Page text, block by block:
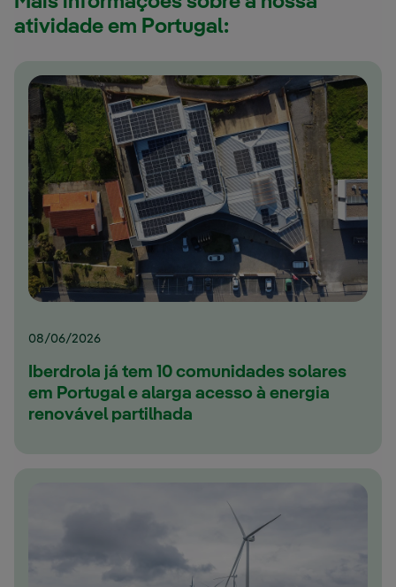
atividade em Portugal:
08/06/2026
Iberdrola já tem 10 comunidades solares
em Portugal e alarga acesso à energia
renovável partilhada